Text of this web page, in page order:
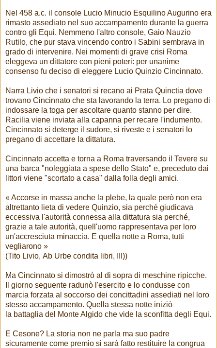
Nel 458 a.c. il console Lucio Minucio Esquilino Augurino era
rimasto assediato nel suo accampamento durante la guerra
contro gli Equi. Nemmeno l'altro console, Gaio Nauzio
Rutilo, che pur stava vincendo contro i Sabini sembrava in
grado di intervenire. Nei momenti di grave crisi Roma
eleggeva un dittatore con pieni poteri: per unanime
consenso fu deciso di eleggere Lucio Quinzio Cincinnato.
Narra Livio che i senatori si recano ai Prata Quinctia dove
trovano Cincinnato che sta lavorando la terra. Lo pregano di
indossare la toga per ascoltare quanto stanno per dire.
Racilia viene inviata alla capanna per recare l'indumento.
Cincinnato si deterge il sudore, si riveste e i senatori lo
pregano di accettare la dittatura.
Cincinnato accetta e torna a Roma traversando il Tevere su
una barca "noleggiata a spese dello Stato" e, preceduto dai
littori viene "scortato a casa" dalla folla degli amici.
« Accorse in massa anche la plebe, la quale però non era
altrettanto lieta di vedere Quinzio, sia perché giudicava
eccessiva l'autorità connessa alla dittatura sia perché,
grazie a tale autorità, quell'uomo rappresentava per loro
un'accresciuta minaccia. E quella notte a Roma, tutti
vegliarono »
(Tito Livio, Ab Urbe condita libri, III))
Ma Cincinnato si dimostrò al di sopra di meschine ripicche.
Il giorno seguente radunò l'esercito e lo condusse con
marcia forzata al soccorso dei concittadini assediati nel loro
stesso accampamento. Quella stessa notte iniziò
la battaglia del Monte Algido che vide la sconfitta degli Equi.
E Cesone? La storia non ne parla ma suo padre
sicuramente come premio si sarà fatto restituire la congrua